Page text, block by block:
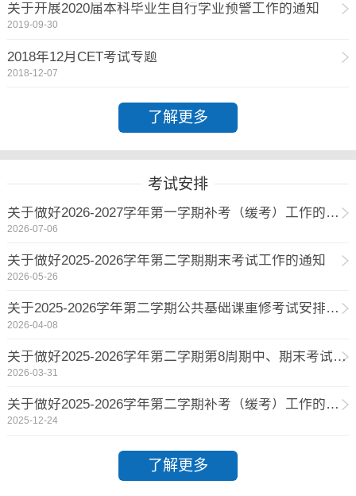
关于开展2020届本科毕业生自行学业预警工作的通知
2019-09-30
2018年12月CET考试专题
2018-12-07
了解更多
考试安排
关于做好2026-2027学年第一学期补考（缓考）工作的通知
2026-07-06
关于做好2025-2026学年第二学期期末考试工作的通知
2026-05-26
关于2025-2026学年第二学期公共基础课重修考试安排的通知
2026-04-08
关于做好2025-2026学年第二学期第8周期中、期末考试工作的通知
2026-03-31
关于做好2025-2026学年第二学期补考（缓考）工作的通知
2025-12-24
了解更多